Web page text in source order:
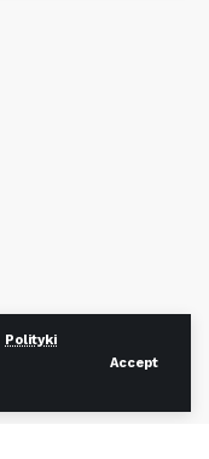
Polityki
Accept